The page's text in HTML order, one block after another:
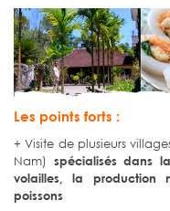
Les points forts :
+ Visite de plusieurs
Nam) spécialisés dans
volailles, la production
poissons